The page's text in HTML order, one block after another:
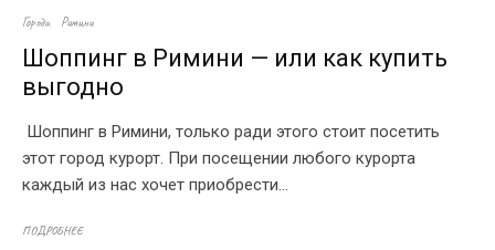
Города Римини
Шоппинг в Римини — или как купить
выгодно
Шоппинг в Римини, только ради этого стоит посетить
этот город курорт. При посещении любого курорта
каждый из нас хочет приобрести...
ПОДРОБНЕЕ